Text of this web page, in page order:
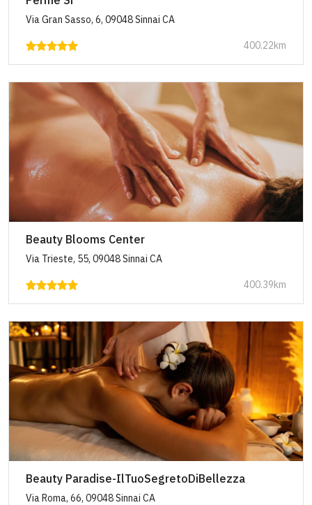
Via Gran Sasso, 6, 09048 Sinnai CA
400.22km
Beauty Blooms Center
Via Trieste, 55, 09048 Sinnai CA
400.39km
Beauty Paradise-IlTuoSegretoDiBellezza
Via Roma, 66, 09048 Sinnai CA